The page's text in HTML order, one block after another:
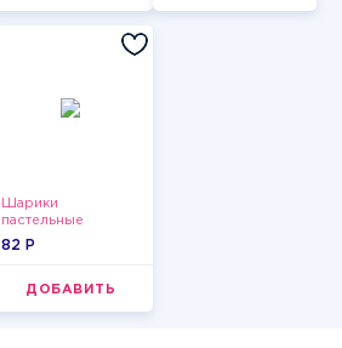
Шарики
пастельные
82 P
ДОБАВИТЬ